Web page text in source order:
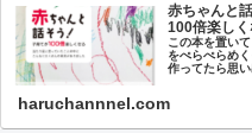
赤ちゃんと
100倍楽しく
この本を置い
をぺらぺらめ
作ってたら思
haruchannnel.com